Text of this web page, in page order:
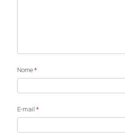
Nome *
E-mail *